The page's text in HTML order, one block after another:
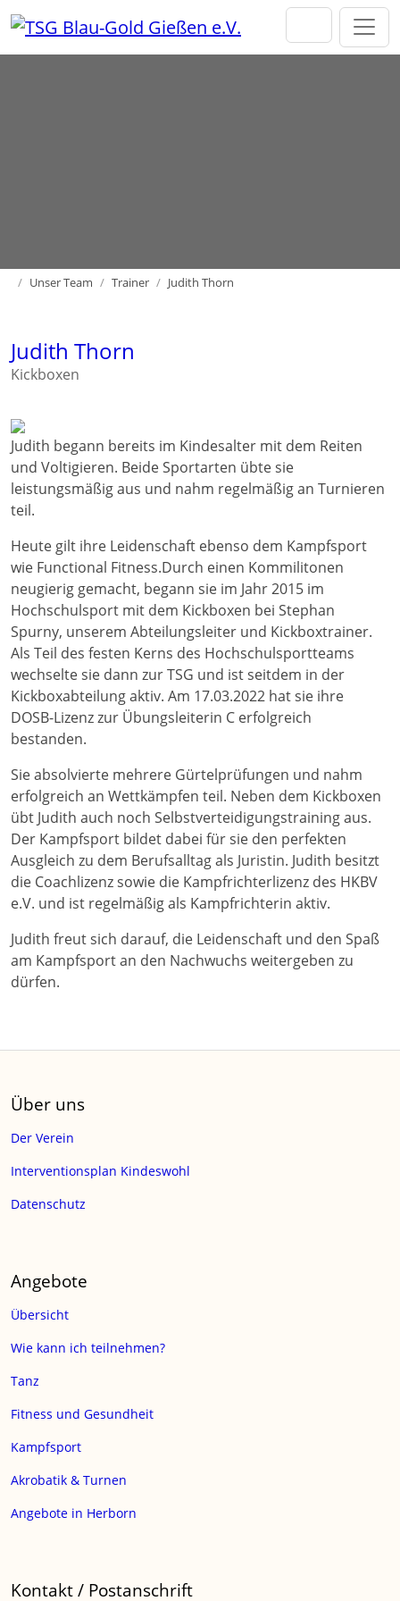
Direkt zur Hauptnavigation springen
Direkt zum Inhalt springen
HomeUnser Team Trainer Judith Thorn
Judith Thorn
Kickboxen
Judith begann bereits im Kindesalter mit dem Reiten
und Voltigieren. Beide Sportarten übte sie
leistungsmäßig aus und nahm regelmäßig an Turnieren
teil.
Heute gilt ihre Leidenschaft ebenso dem Kampfsport
wie Functional Fitness.Durch einen Kommilitonen
neugierig gemacht, begann sie im Jahr 2015 im
Hochschulsport mit dem Kickboxen bei Stephan
Spurny, unserem Abteilungsleiter und Kickboxtrainer.
Als Teil des festen Kerns des Hochschulsportteams
wechselte sie dann zur TSG und ist seitdem in der
Kickboxabteilung aktiv. Am 17.03.2022 hat sie ihre
DOSB-Lizenz zur Übungsleiterin C erfolgreich
bestanden.
Sie absolvierte mehrere Gürtelprüfungen und nahm
erfolgreich an Wettkämpfen teil. Neben dem Kickboxen
übt Judith auch noch Selbstverteidigungstraining aus.
Der Kampfsport bildet dabei für sie den perfekten
Ausgleich zu dem Berufsalltag als Juristin. Judith besitzt
die Coachlizenz sowie die Kampfrichterlizenz des HKBV
e.V. und ist regelmäßig als Kampfrichterin aktiv.
Judith freut sich darauf, die Leidenschaft und den Spaß
am Kampfsport an den Nachwuchs weitergeben zu
dürfen.
Über uns
Der Verein
Interventionsplan Kindeswohl
Datenschutz
Angebote
Übersicht
Wie kann ich teilnehmen?
Tanz
Fitness und Gesundheit
Kampfsport
Akrobatik & Turnen
Angebote in Herborn
Kontakt / Postanschrift